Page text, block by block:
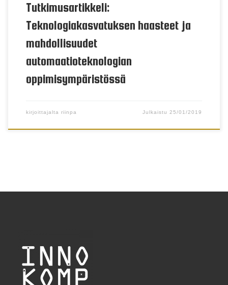
Tutkimusartikkeli:
Teknologiakasvatuksen haasteet ja
mahdollisuudet
automaatioteknologian
oppimisympäristössä
kirjoittajalta riinpa Julkaistu25/01/2019